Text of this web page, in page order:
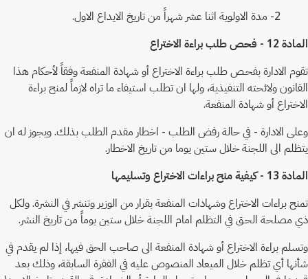
2- مدة الاولوية اثنا عشر شهراً من تاريخ الايداع الاول.
المادة 12 - فحص طلب براءة الاختراع
تقوم الادارة بفحـص طلب براءة الاختراع أو شهادة المنفعة وفقاً لأحكام هذا
القانون ولائحته التنفيذية، ولها ان تطلب استيفاء ما تراه لازماً لمنح براءة
الاختراع أو شهادة المنفعة.
وعلى الادارة - في حالة رفض الطلب - اخطار مقدم الطلب بذلك. ويجوز له ان
يتظلم الى اللجنة خلال ستين يوما من تاريخ الاخطار.
المادة 13 - كيفية منح براءات الاختراع وتسليمها
تمنح براءات الاختراع وشهادات المنفعة بقرار من الوزير وتنشر في النشرة. ولكل
ذي مصلحة الحـق في التظلم امام اللجنة خلال ستين يوماً من تاريخ النشر.
وتسلم براءة الاختراع أو شهادة المنفعة الى صاحب الحق فيها، إذا لم يقدم في
شأنها أي تظلم خلال الميعاد المنصوص عليه في الفقرة السابقة، وذلك بعد